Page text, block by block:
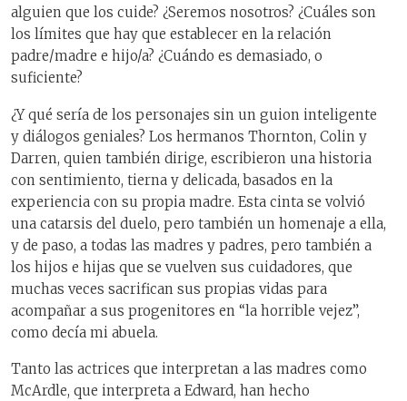
alguien que los cuide? ¿Seremos nosotros? ¿Cuáles son
los límites que hay que establecer en la relación
padre/madre e hijo/a? ¿Cuándo es demasiado, o
suficiente?
¿Y qué sería de los personajes sin un guion inteligente
y diálogos geniales? Los hermanos Thornton, Colin y
Darren, quien también dirige, escribieron una historia
con sentimiento, tierna y delicada, basados en la
experiencia con su propia madre. Esta cinta se volvió
una catarsis del duelo, pero también un homenaje a ella,
y de paso, a todas las madres y padres, pero también a
los hijos e hijas que se vuelven sus cuidadores, que
muchas veces sacrifican sus propias vidas para
acompañar a sus progenitores en “la horrible vejez”,
como decía mi abuela.
Tanto las actrices que interpretan a las madres como
McArdle, que interpreta a Edward, han hecho